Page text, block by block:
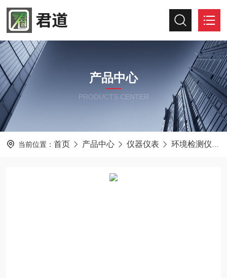
产品中心
PRODUCTS CENTER
当前位置： 首页 产品中心 仪器仪表 环境检测仪器